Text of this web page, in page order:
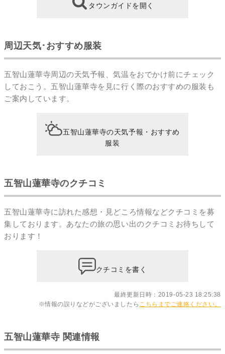
タウンガイドを開く
周辺天気･おすすめ服装
五智山蓮華寺周辺の天気予報、気温をおでかけ前にチェック
しておこう。五智山蓮華寺を見に行く際のおすすめの服装も
ご案内しています。
五智山蓮華寺の天気予報・おすすめ
服装
五智山蓮華寺のクチコミ
五智山蓮華寺に訪れた感想・見どころ情報などクチコミを募
集しております。あなたの旅の思い出のクチコミ お待ちして
おります！
クチコミを書く
最終更新日時：2019-05-23 18:25:38
※情報の誤りなどがございましたら こちらまでご連絡ください。
五智山蓮華寺 関連情報